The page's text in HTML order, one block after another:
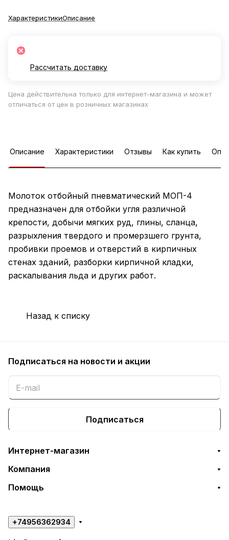
ХарактеристикиОписание
Рассчитать доставку
Цена действительна только для интернет-магазина и может
отличаться от цен в розничных магазинах
Описание Характеристики Отзывы Как купить
Молоток отбойный пневматический МОП-4
предназначен для отбойки угля различной
крепости, добычи мягких руд, глины, сланца,
разрыхления твердого и промерзшего грунта,
пробивки проемов и отверстий в кирпичных
стенах зданий, разборки кирпичной кладки,
раскалывания льда и других работ.
Назад к списку
Подписаться на новости и акции
Подписаться
Интернет-магазин
Компания
Помощь
+74956362934